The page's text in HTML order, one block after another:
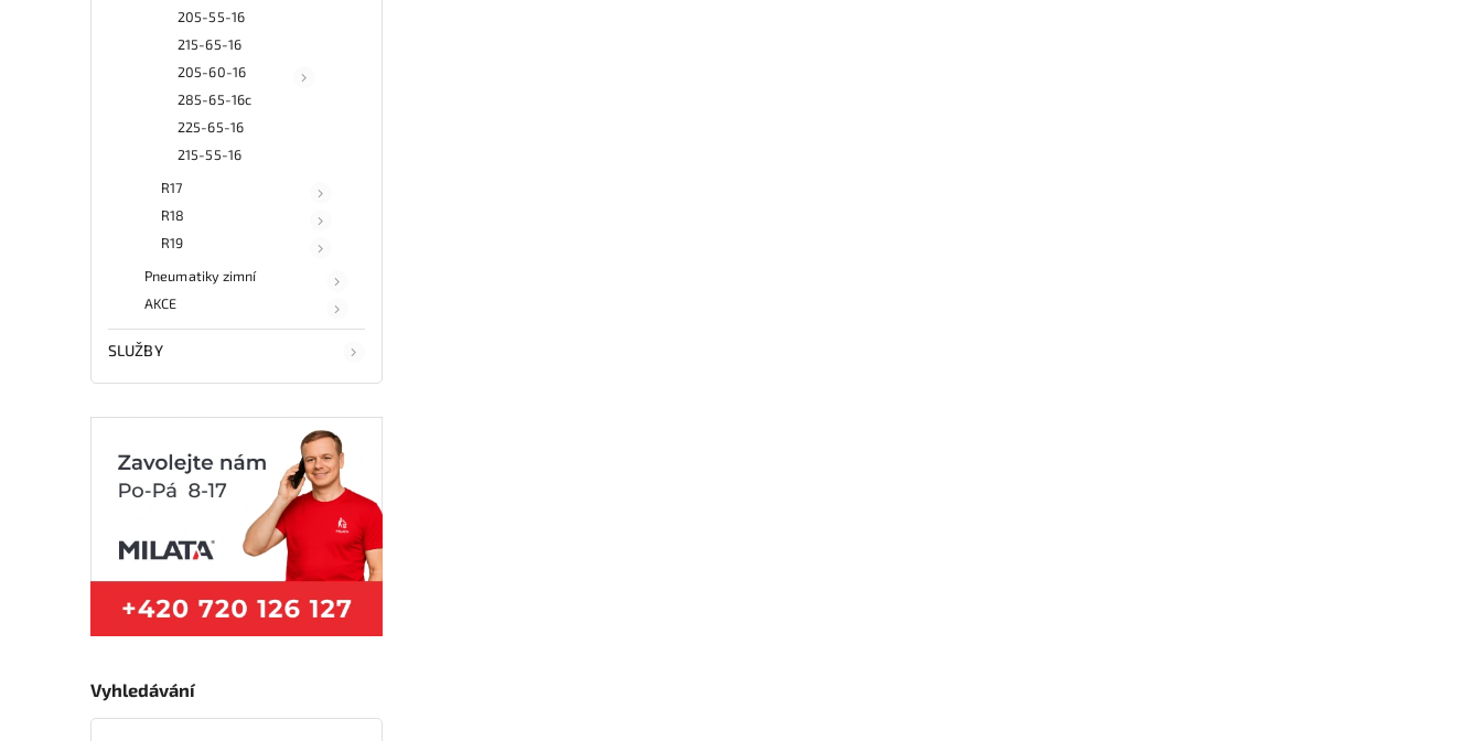
205-55-16
215-65-16
205-60-16
285-65-16c
225-65-16
215-55-16
R17
R18
R19
Pneumatiky zimní
AKCE
SLUŽBY
Vyhledávání